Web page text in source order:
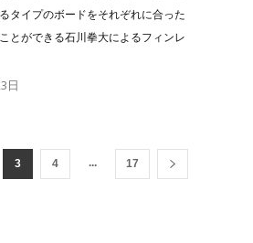
タイプのボードをそれぞれに合った
とができる石川拳大によるフィンレ
日
3 4 ... 17